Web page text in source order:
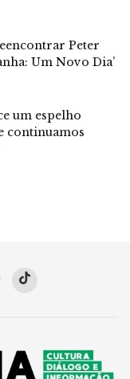
Peter
Um Novo Dia’
um espelho
continuamos